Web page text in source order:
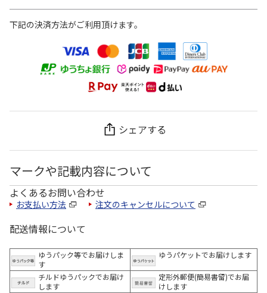
下記の決済方法がご利用頂けます。
シェアする
マークや記載内容について
よくあるお問い合わせ
お支払い方法 注文のキャンセルについて
配送情報について
ゆうパック等でお届けしま
す
ゆうパケットでお届けします
チルドゆうパックでお届け
します
定形外郵便(簡易書留)でお届
けします